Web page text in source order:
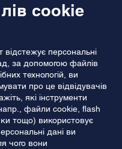
cookie
персональні
за допомогою файлів
технологій, ви
про це відвідувачів
які інструменти
файли cookie, flash
тощо) використовує
дані ви
чого вони